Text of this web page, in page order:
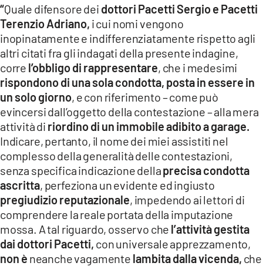
CATANZAROCHANNEL.IT
LACAPITALENEWS.IT
App
ANDROID
APPLE
“Quale difensore dei dottori Pacetti Sergio e Pacetti
Terenzio Adriano, i cui nomi vengono
inopinatamente e indifferenziatamente rispetto agli
altri citati fra gli indagati della presente indagine,
corre l’obbligo di rappresentare, che i medesimi
rispondono di una sola condotta, posta in essere in
un solo giorno, e con riferimento – come può
evincersi dall’oggetto della contestazione – alla mera
attività di riordino di un immobile adibito a garage.
Indicare, pertanto, il nome dei miei assistiti nel
complesso della generalità delle contestazioni,
senza specifica indicazione dellaprecisa condotta
ascritta, perfeziona un evidente ed ingiusto
pregiudizio reputazionale, impedendo ai lettori di
comprendere la reale portata della imputazione
mossa. A tal riguardo, osservo che l’attività gestita
dai dottori Pacetti, con universale apprezzamento,
non è neanche vagamente lambita dalla vicenda, che